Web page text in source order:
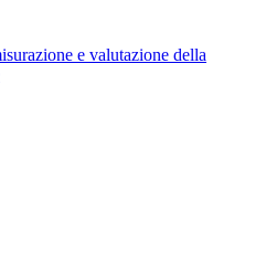
e valutazione della